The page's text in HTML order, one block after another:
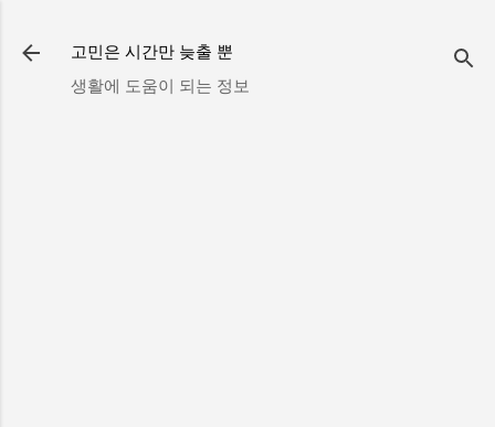
고민은 시간만 늦출 뿐
생활에 도움이 되는 정보